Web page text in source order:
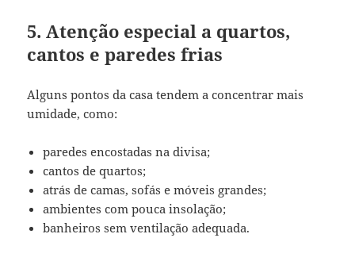
5. Atenção especial a quartos,
cantos e paredes frias
Alguns pontos da casa tendem a concentrar mais
umidade, como:
paredes encostadas na divisa;
cantos de quartos;
atrás de camas, sofás e móveis grandes;
ambientes com pouca insolação;
banheiros sem ventilação adequada.